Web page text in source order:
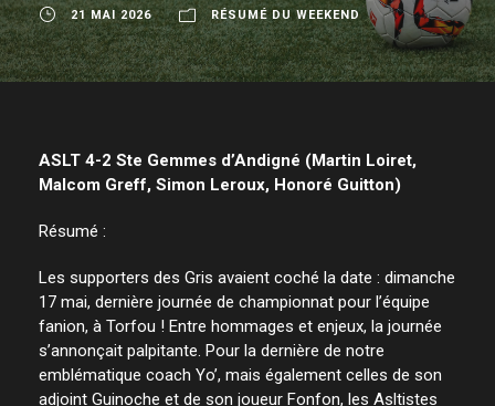
21 MAI 2026 RÉSUMÉ DU WEEKEND
ASLT 4-2 Ste Gemmes d’Andigné (Martin Loiret,
Malcom Greff, Simon Leroux, Honoré Guitton)
Résumé :
Les supporters des Gris avaient coché la date : dimanche
17 mai, dernière journée de championnat pour l’équipe
fanion, à Torfou ! Entre hommages et enjeux, la journée
s’annonçait palpitante. Pour la dernière de notre
emblématique coach Yo’, mais également celles de son
adjoint Guinoche et de son joueur Fonfon, les Asltistes